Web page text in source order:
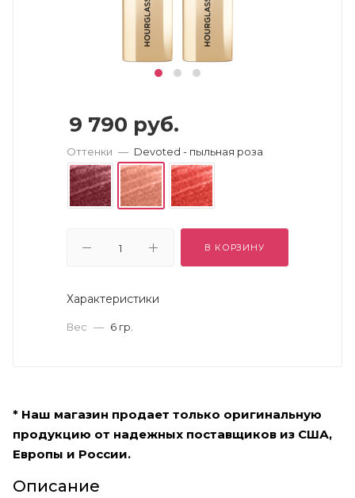
9 790 руб.
Оттенки — Devoted - пыльная роза
В КОРЗИНУ
Характеристики
Вес — 6 гр.
* Наш магазин продает только оригинальную
продукцию от надежных поставщиков из США,
Европы и России.
Описание